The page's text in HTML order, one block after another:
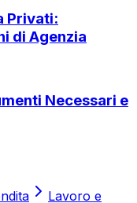
Privati:
di Agenzia
Necessari e
Lavoro e